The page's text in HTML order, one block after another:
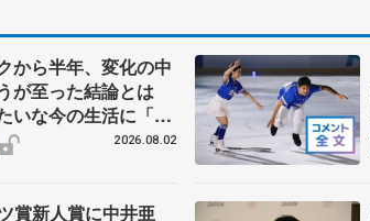
から半年、変化の中
が至った結論とは
いな今の生活に「引
ね？」 【THE
楽】
2026.08.02
賞新人賞に中井亜